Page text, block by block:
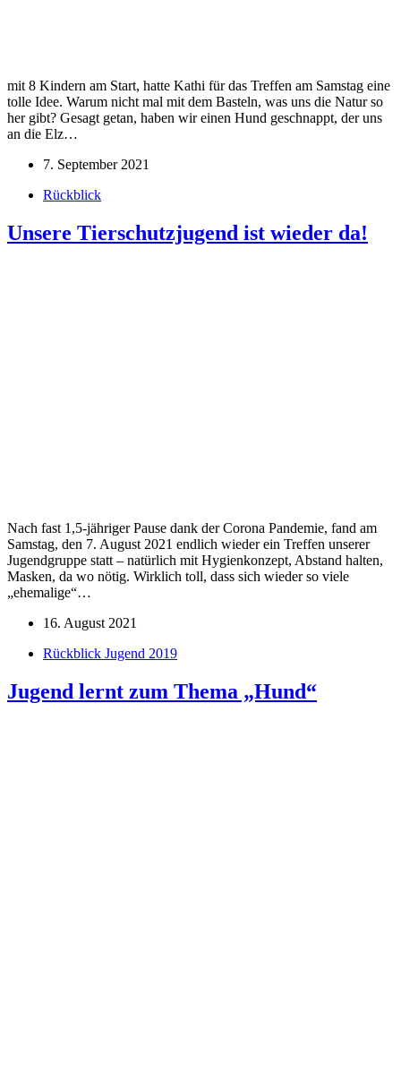
mit 8 Kindern am Start, hatte Kathi für das Treffen am Samstag eine
tolle Idee. Warum nicht mal mit dem Basteln, was uns die Natur so
her gibt? Gesagt getan, haben wir einen Hund geschnappt, der uns
an die Elz…
7. September 2021
Rückblick
Unsere Tierschutzjugend ist wieder da!
Nach fast 1,5-jähriger Pause dank der Corona Pandemie, fand am
Samstag, den 7. August 2021 endlich wieder ein Treffen unserer
Jugendgruppe statt – natürlich mit Hygienkonzept, Abstand halten,
Masken, da wo nötig. Wirklich toll, dass sich wieder so viele
„ehemalige“…
16. August 2021
Rückblick Jugend 2019
Jugend lernt zum Thema „Hund“